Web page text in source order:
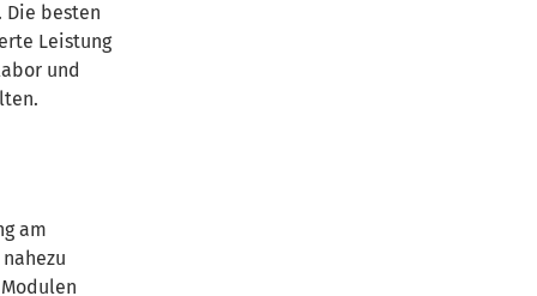
besten
Leistung
und
am